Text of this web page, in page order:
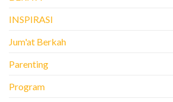
INSPIRASI
Jum'at Berkah
Parenting
Program